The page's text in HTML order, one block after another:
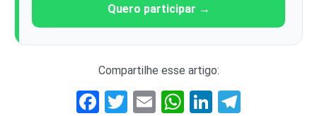
Quero participar →
Compartilhe esse artigo:
Facebook
Twitter
EmailWhatsApp
LinkedIn